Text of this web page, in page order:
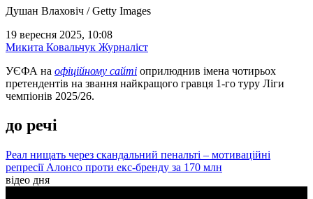
Душан Влаховіч / Getty Images
19 вересня 2025, 10:08
Микита Ковальчук Журналіст
УЄФА на офіційному сайті оприлюднив імена чотирьох
претендентів на звання найкращого гравця 1-го туру Ліги
чемпіонів 2025/26.
до речі
Реал нищать через скандальний пенальті – мотиваційні
репресії Алонсо проти екс-бренду за 170 млн
відео дня